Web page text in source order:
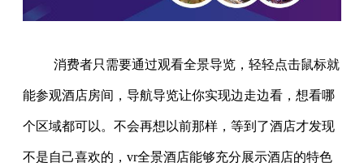
消费者只需要通过观看全景导览，轻轻点击鼠标就
能参观酒店房间，导航导览让你实现边走边看，想看哪
个区域都可以。不会再想以前那样，等到了酒店才发现
不是自己喜欢的，vr全景酒店能够充分展示酒店的特色